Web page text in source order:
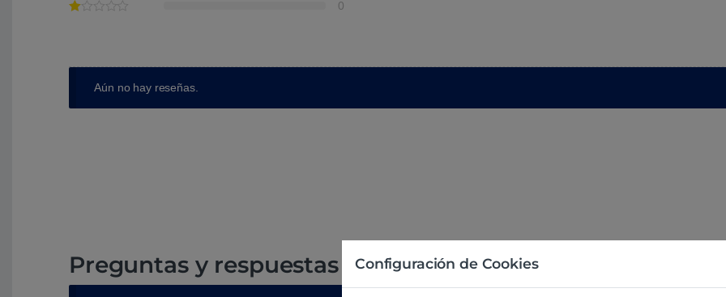
0
Aún no hay reseñas.
Preguntas y respuestas de los usuarios sobre este
Configuración de Cookies